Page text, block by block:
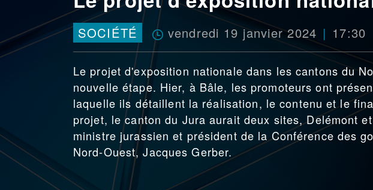
SOCIÉTÉ vendredi 19 janvier 2024 17:30
Le projet d'exposition nationale dans les cantons du
nouvelle étape. Hier, à Bâle, les promoteurs ont
laquelle ils détaillent la réalisation, le contenu et le
projet, le canton du Jura aurait deux sites, Delémont
ministre jurassien et président de la Conférence des
Nord-Ouest, Jacques Gerber.